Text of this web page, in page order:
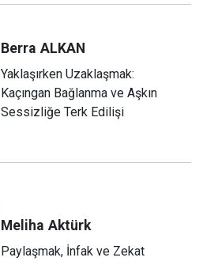
Berra ALKAN
Yaklaşırken Uzaklaşmak:
Kaçıngan Bağlanma ve Aşkın
Sessizliğe Terk Edilişi
Meliha Aktürk
Paylaşmak, İnfak ve Zekat